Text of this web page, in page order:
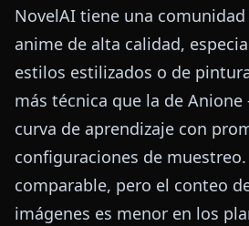
NovelAI tiene una
anime de alta calidad,
estilos estilizados o de
más técnica que la de
curva de aprendizaje con
configuraciones de muestreo.
comparable, pero el conteo
imágenes es menor en los